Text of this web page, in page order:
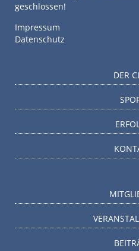
geschlossen!
Impressum
Datenschutz
DER